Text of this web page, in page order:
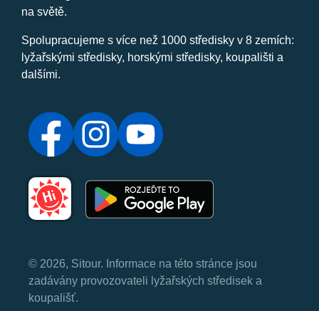
na světě.
Spolupracujeme s více než 1000 středisky v 8 zemích:
lyžařskými středisky, horskými středisky, koupališti a
dalšími.
© 2026, Sitour. Informace na této stránce jsou
zadávány provozovateli lyžařských středisek a
koupališť.